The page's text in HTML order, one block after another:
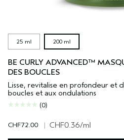
25 ml 200 ml
BE CURLY ADVANCED™
DES BOUCLES
Lisse, revitalise en profondeur et
boucles et aux ondulations
(0)
CHF72.00 | CHF0.36/ml